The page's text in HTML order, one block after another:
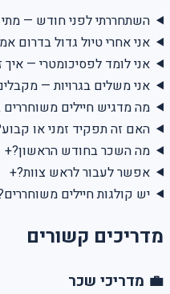
השתחררתי לפני חודש —
אני אחרי טיול גדול בדרום
אני לומד לפסיכומטרי —
אני משלים בגרויות —
מה מדגיש חיילים
האם זה תפקיד זמני או
מה השכר בחודש הראשון?+
אפשר לעבור לראש צוות?+
יש קולגות חיילים
מדריכים קשורים
💼 מדריכי שכר